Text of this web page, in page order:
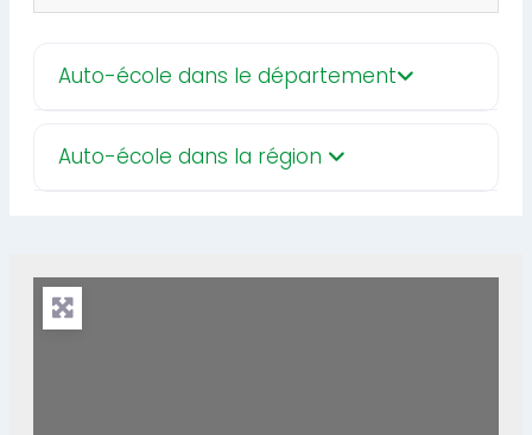
Auto-école dans le département
Auto-école dans la région